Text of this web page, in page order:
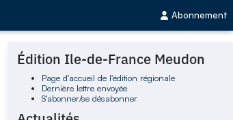
Abonnement
Édition Ile-de-France Meudon
Page d'accueil de l'édition régionale
Dernière lettre envoyée
S'abonner/se désabonner